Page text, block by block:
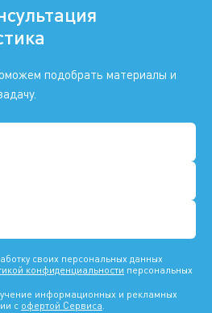
подобрать материалы и
своих персональных данных
конфиденциальности персональных
информационных и рекламных
с офертой Сервиса.